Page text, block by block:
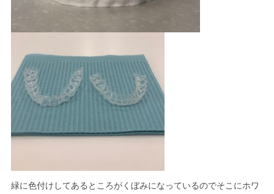
緑に色付けしてあるところがくぼみになっているのでそこにホワ